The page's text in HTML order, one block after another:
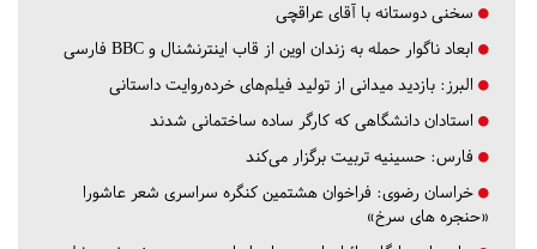
سخنی دوستانه با آقای عراقچی
ابعاد ناگوار حمله به زندان اوین از قاب اینترنشنال و BBC فارسی
البرز: بازدید میدانی از تولید فیلم‌های خرده‌روایت داستانی
استادان دانشگاهی که کارگر ساده ساختمانی شدند
فارس: حسینیه تربیت برگزار می‌کند
خراسان رضوی: فراخوان هشتمین کنگره سراسری شعر عاشورا
«حنجره های سرخ»